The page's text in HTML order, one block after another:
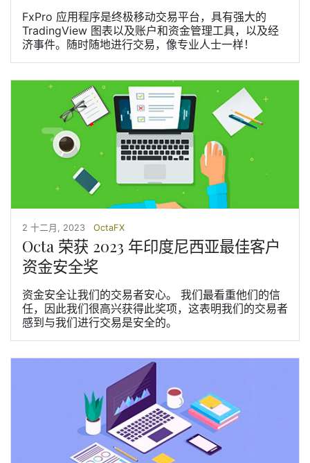
FxPro 应用程序是终极移动交易平台，具有强大的
TradingView 图表以及账户和资金管理工具，以及经
济事件。随时随地进行交易，像专业人士一样！
2 十二月, 2023 OctaFX
Octa 荣获 2023 年印度尼西亚最佳客户
资金安全奖
资金安全让我们的交易者安心。 我们最看重他们的信
任，因此我们很高兴获得此奖项，这表明我们的交易者
感到与我们进行交易是安全的。